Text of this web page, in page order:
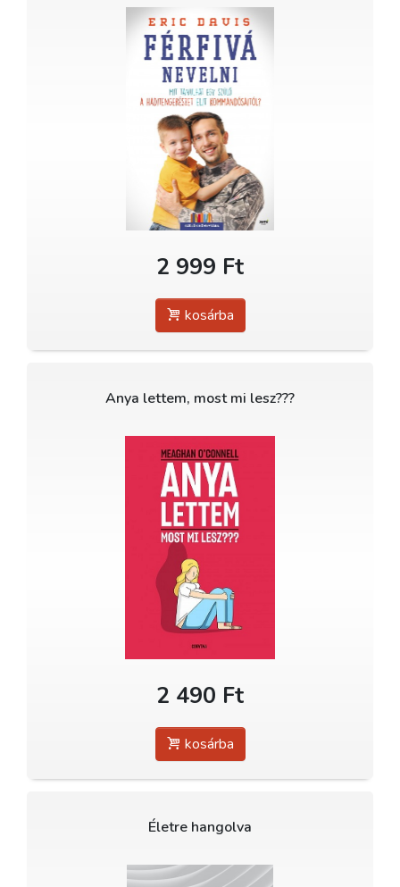
2 999 Ft
kosárba
Anya lettem, most mi lesz???
2 490 Ft
kosárba
Életre hangolva